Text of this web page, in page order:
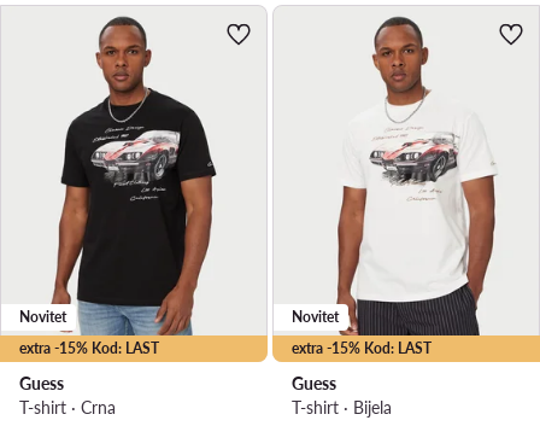
extra -15% Kod: LAST
Novitet
Guess
T-shirt · Crna
extra -15% Kod: LAST
Novitet
Guess
T-shirt · Bijela